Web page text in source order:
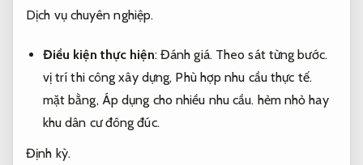
Dịch vụ chuyên nghiệp.
Điều kiện thực hiện: Đánh giá. Theo sát từng bước.
vị trí thi công xây dựng, Phù hợp nhu cầu thực tế.
mặt bằng, Áp dụng cho nhiều nhu cầu. hẻm nhỏ hay
khu dân cư đông đúc.
Định kỳ.